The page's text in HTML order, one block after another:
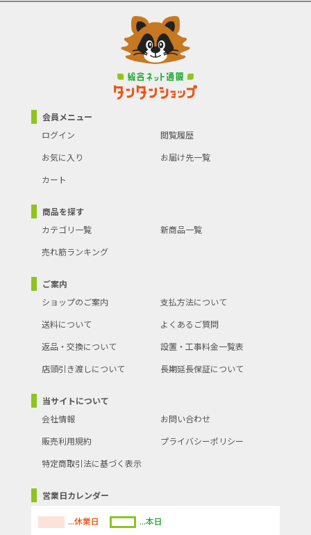
工具アクセサリー・消耗品
会員メニュー
ログイン
閲覧履歴
お気に入り
お届け先一覧
カート
商品を探す
カテゴリ一覧
新商品一覧
売れ筋ランキング
ご案内
ショップのご案内
支払方法について
送料について
よくあるご質問
返品・交換について
設置・工事料金一覧表
店頭引き渡しについて
長期延長保証について
当サイトについて
会社情報
お問い合わせ
販売利用規約
プライバシーポリシー
特定商取引法に基づく表示
営業日カレンダー
...休業日 ...本日